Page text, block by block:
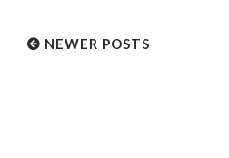
NEWER POSTS